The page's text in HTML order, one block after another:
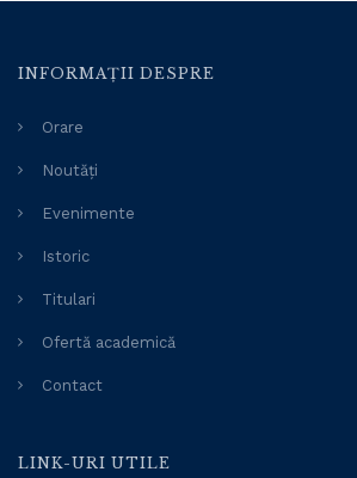
INFORMAȚII DESPRE
Orare
Noutăți
Evenimente
Istoric
Titulari
Ofertă academică
Contact
LINK-URI UTILE